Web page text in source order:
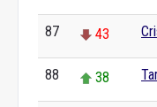
87 43
88 38